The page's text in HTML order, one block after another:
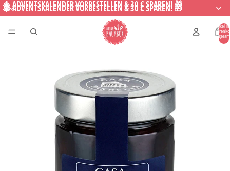
🎄 ADVENTSKALENDER VORBESTELLEN & 30 € SPAREN! 🎁
🎄 ADVENTSKALENDER VORBESTELLEN & 30 € SPAREN! 🎁
Artikel im